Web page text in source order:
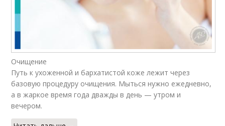
Очищение
Путь к ухоженной и бархатистой коже лежит через
базовую процедуру очищения. Мыться нужно ежедневно,
а в жаркое время года дважды в день — утром и
вечером.